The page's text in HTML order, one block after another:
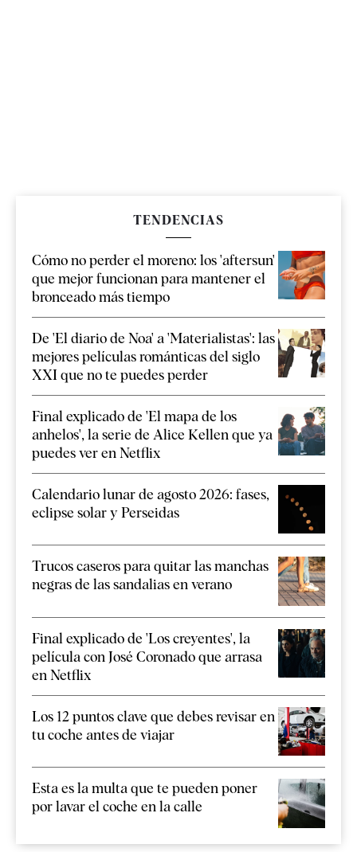
TENDENCIAS
Cómo no perder el moreno: los 'aftersun'
que mejor funcionan para mantener el
bronceado más tiempo
De 'El diario de Noa' a 'Materialistas': las
mejores películas románticas del siglo
XXI que no te puedes perder
Final explicado de 'El mapa de los
anhelos', la serie de Alice Kellen que ya
puedes ver en Netflix
Calendario lunar de agosto 2026: fases,
eclipse solar y Perseidas
Trucos caseros para quitar las manchas
negras de las sandalias en verano
Final explicado de 'Los creyentes', la
película con José Coronado que arrasa
en Netflix
Los 12 puntos clave que debes revisar en
tu coche antes de viajar
Esta es la multa que te pueden poner
por lavar el coche en la calle